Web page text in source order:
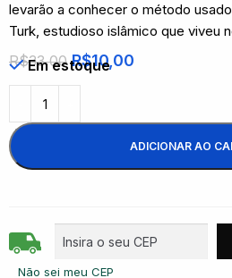
levarão a conhecer o método
Turk, estudioso islâmico que viveu
R$33,00 R$10,00
Em estoque
ADICIONAR AO
Não sei meu CEP